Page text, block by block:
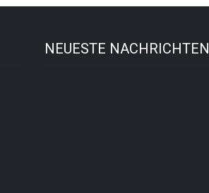
NEUESTE NACHRICHTEN